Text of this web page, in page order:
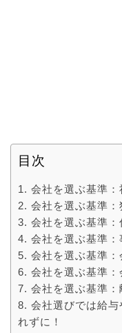
目次
会社を選ぶ基準：
会社を選ぶ基準
会社を選ぶ基準：
会社を選ぶ基準：
会社を選ぶ基準：
会社を選ぶ基準
会社を選ぶ基準
会社選びでは給
れずに！